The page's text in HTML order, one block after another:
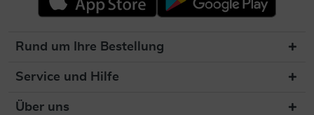
Rund um Ihre Bestellung
Service und Hilfe
Über uns